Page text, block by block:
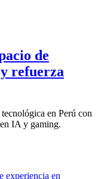
de
refuerza
en Perú con
IA y gaming.